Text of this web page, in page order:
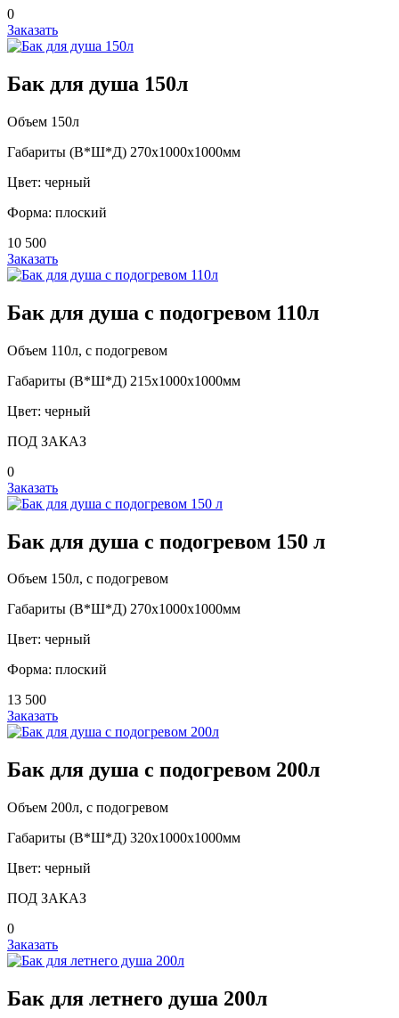
0
Заказать
Бак для душа 150л
Объем 150л
Габариты (В*Ш*Д) 270х1000х1000мм
Цвет: черный
Форма: плоский
10 500
Заказать
Бак для душа с подогревом 110л
Объем 110л, с подогревом
Габариты (В*Ш*Д) 215х1000х1000мм
Цвет: черный
ПОД ЗАКАЗ
0
Заказать
Бак для душа с подогревом 150 л
Объем 150л, с подогревом
Габариты (В*Ш*Д) 270х1000х1000мм
Цвет: черный
Форма: плоский
13 500
Заказать
Бак для душа с подогревом 200л
Объем 200л, с подогревом
Габариты (В*Ш*Д) 320х1000х1000мм
Цвет: черный
ПОД ЗАКАЗ
0
Заказать
Бак для летнего душа 200л